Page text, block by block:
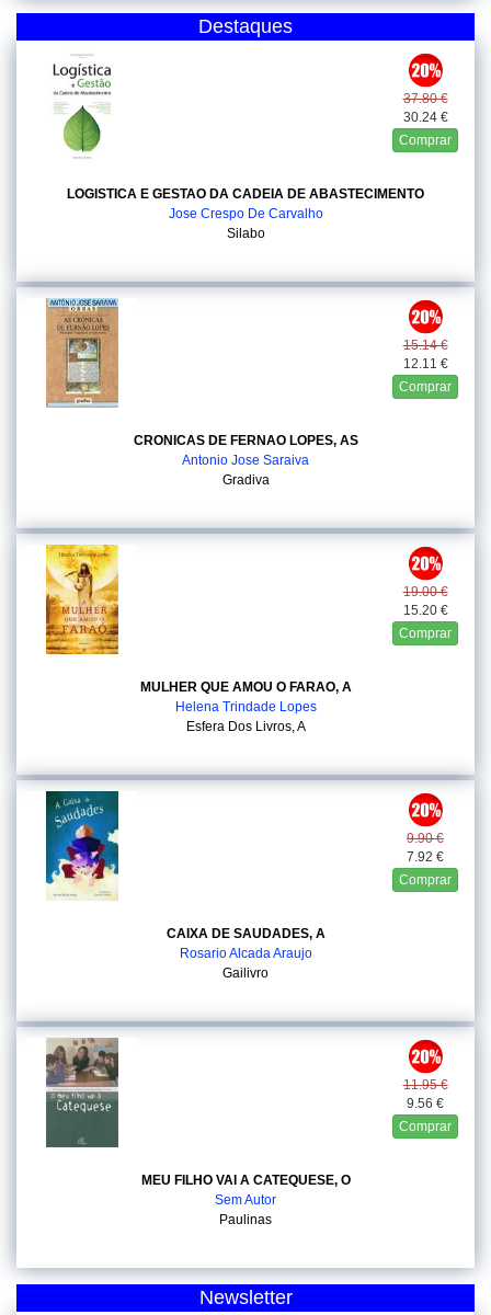
Destaques
37.80 €
30.24 €
Comprar
LOGISTICA E GESTAO DA CADEIA DE ABASTECIMENTO
Jose Crespo De Carvalho
Silabo
15.14 €
12.11 €
Comprar
CRONICAS DE FERNAO LOPES, AS
Antonio Jose Saraiva
Gradiva
19.00 €
15.20 €
Comprar
MULHER QUE AMOU O FARAO, A
Helena Trindade Lopes
Esfera Dos Livros, A
9.90 €
7.92 €
Comprar
CAIXA DE SAUDADES, A
Rosario Alcada Araujo
Gailivro
11.95 €
9.56 €
Comprar
MEU FILHO VAI A CATEQUESE, O
Sem Autor
Paulinas
Newsletter